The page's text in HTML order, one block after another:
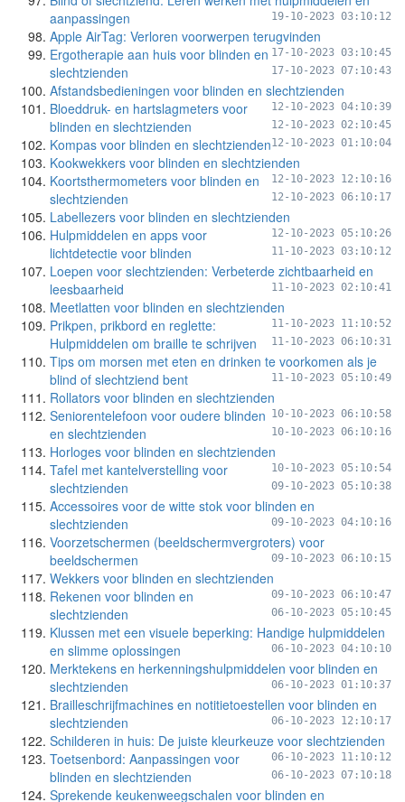
aanpassingen
19-10-2023 03:10:12
Apple AirTag: Verloren voorwerpen terugvinden
17-10-2023 03:10:45
Ergotherapie aan huis voor blinden en
slechtzienden
17-10-2023 07:10:43
Afstandsbedieningen voor blinden en slechtzienden
12-10-2023 04:10:39
Bloeddruk- en hartslagmeters voor
blinden en slechtzienden
12-10-2023 02:10:45
Kompas voor blinden en slechtzienden12-10-2023 01:10:04
Kookwekkers voor blinden en slechtzienden
12-10-2023 12:10:16
Koortsthermometers voor blinden en
slechtzienden
12-10-2023 06:10:17
Labellezers voor blinden en slechtzienden
12-10-2023 05:10:26
Hulpmiddelen en apps voor
lichtdetectie voor blinden
11-10-2023 03:10:12
Loepen voor slechtzienden: Verbeterde zichtbaarheid en
leesbaarheid
11-10-2023 02:10:41
Meetlatten voor blinden en slechtzienden
11-10-2023 11:10:52
Prikpen, prikbord en reglette:
Hulpmiddelen om braille te schrijven
11-10-2023 06:10:31
Tips om morsen met eten en drinken te voorkomen als je
blind of slechtziend bent
11-10-2023 05:10:49
Rollators voor blinden en slechtzienden
10-10-2023 06:10:58
Seniorentelefoon voor oudere blinden
en slechtzienden
10-10-2023 06:10:16
Horloges voor blinden en slechtzienden
10-10-2023 05:10:54
Tafel met kantelverstelling voor
slechtzienden
09-10-2023 05:10:38
Accessoires voor de witte stok voor blinden en
slechtzienden
09-10-2023 04:10:16
Voorzetschermen (beeldschermvergroters) voor
beeldschermen
09-10-2023 06:10:15
Wekkers voor blinden en slechtzienden
09-10-2023 06:10:47
Rekenen voor blinden en
slechtzienden
06-10-2023 05:10:45
Klussen met een visuele beperking: Handige hulpmiddelen
en slimme oplossingen
06-10-2023 04:10:10
Merktekens en herkenningshulpmiddelen voor blinden en
slechtzienden
06-10-2023 01:10:37
Brailleschrijfmachines en notitietoestellen voor blinden en
slechtzienden
06-10-2023 12:10:17
Schilderen in huis: De juiste kleurkeuze voor slechtzienden
06-10-2023 11:10:12
Toetsenbord: Aanpassingen voor
blinden en slechtzienden
06-10-2023 07:10:18
Sprekende keukenweegschalen voor blinden en